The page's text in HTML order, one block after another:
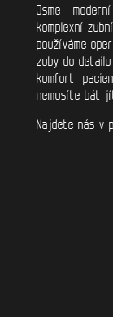
Jsme
komplexní
používáme
zuby do
komfort
nemusíte bát
Najdete nás v